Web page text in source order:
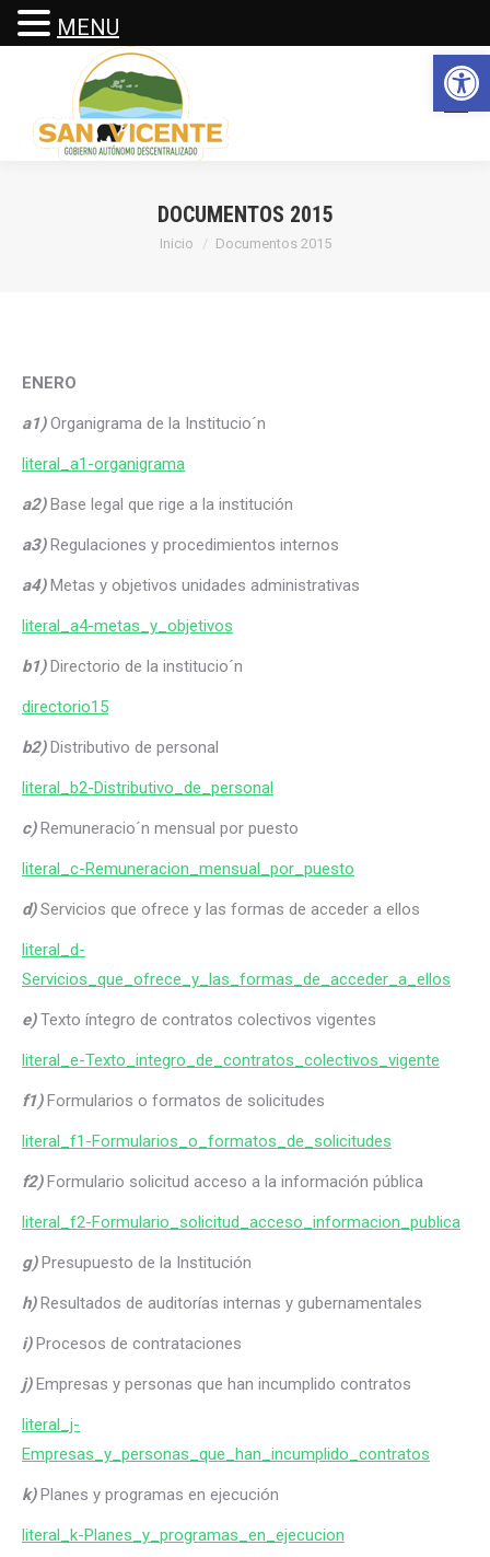
Abrir
DOCUMENTOS 2015
Estás aquí:
Inicio Documentos 2015
ENERO
a1)Organigrama de la Institucio´n
literal_a1-organigrama
a2) Base legal que rige a la institución
a3)Regulaciones y procedimientos internos
a4)Metas y objetivos unidades administrativas
literal_a4-metas_y_objetivos
b1)Directorio de la institucio´n
directorio15
b2)Distributivo de personal
literal_b2-Distributivo_de_personal
c)Remuneracio´n mensual por puesto
literal_c-Remuneracion_mensual_por_puesto
d)Servicios que ofrece y las formas de acceder a ellos
literal_d-
Servicios_que_ofrece_y_las_formas_de_acceder_a_ellos
e)Texto íntegro de contratos colectivos vigentes
literal_e-Texto_integro_de_contratos_colectivos_vigente
f1)Formularios o formatos de solicitudes
literal_f1-Formularios_o_formatos_de_solicitudes
f2)Formulario solicitud acceso a la información pública
literal_f2-Formulario_solicitud_acceso_informacion_publica
g) Presupuesto de la Institución
h)Resultados de auditorías internas y gubernamentales
i) Procesos de contrataciones
j) Empresas y personas que han incumplido contratos
literal_j-
Empresas_y_personas_que_han_incumplido_contratos
k) Planes y programas en ejecución
literal_k-Planes_y_programas_en_ejecucion
MENU